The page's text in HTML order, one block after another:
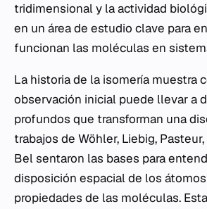
tridimensional y la actividad
en un área de estudio clave para
funcionan las moléculas en
La historia de la isomería muestra
observación inicial puede llevar a
profundos que transforman una
trabajos de Wöhler, Liebig,
Bel sentaron las bases para
disposición espacial de los
propiedades de las moléculas.